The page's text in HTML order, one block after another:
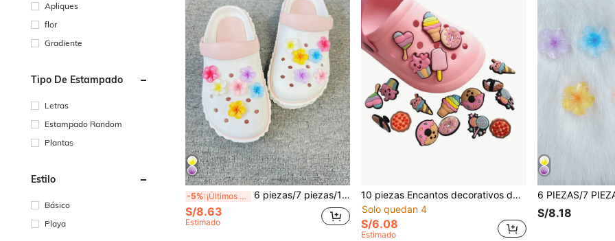
Apliques
flor
Gradiente
Tipo De Estampado
Letras
Estampado Random
Plantas
Estilo
Básico
Playa
-5% ¡Últimos 2 días 6 piezas/7 piezas/10 piezas/11 piezas/12 piezas Encantos de zapatos realistas de animales & plantas no integrados
S/8.63
Estimado
10 piezas Encantos decorativos de gel suave desmontables para zuecos
Solo quedan 4
S/6.08
Estimado
S/8.18